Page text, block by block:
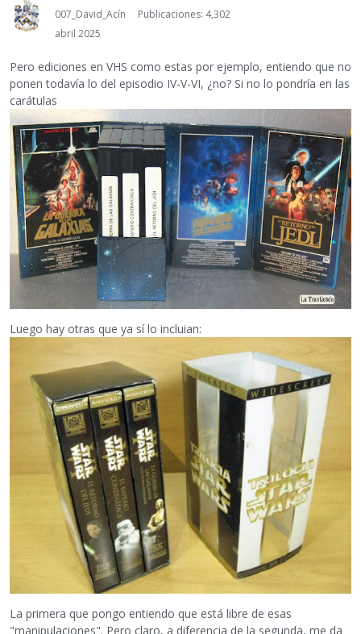
007_David_Acín
Publicaciones: 4,302
abril 2025
Pero ediciones en VHS como estas por ejemplo, entiendo que no
ponen todavía lo del episodio IV-V-VI, ¿no? Si no lo pondría en las
carátulas
Luego hay otras que ya sí lo incluian:
La primera que pongo entiendo que está libre de esas
"manipulaciones". Pero claro, a diferencia de la segunda, me da